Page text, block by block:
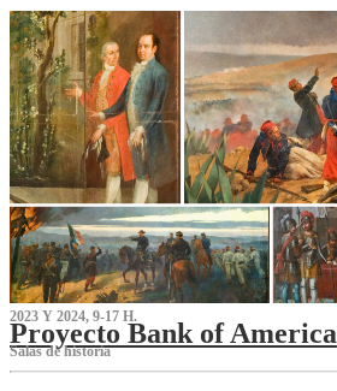
2023 Y 2024, 9-17 H.
Proyecto Bank of America
S‌alas de historia